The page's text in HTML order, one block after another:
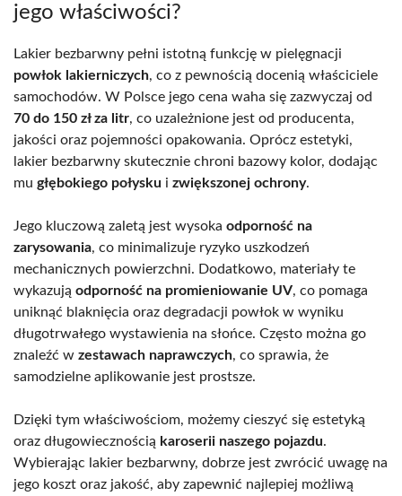
jego właściwości?
Lakier bezbarwny pełni istotną funkcję w pielęgnacji
powłok lakierniczych, co z pewnością docenią właściciele
samochodów. W Polsce jego cena waha się zazwyczaj od
70 do 150 zł za litr, co uzależnione jest od producenta,
jakości oraz pojemności opakowania. Oprócz estetyki,
lakier bezbarwny skutecznie chroni bazowy kolor, dodając
mu głębokiego połysku i zwiększonej ochrony.
Jego kluczową zaletą jest wysoka odporność na
zarysowania, co minimalizuje ryzyko uszkodzeń
mechanicznych powierzchni. Dodatkowo, materiały te
wykazują odporność na promieniowanie UV, co pomaga
uniknąć blaknięcia oraz degradacji powłok w wyniku
długotrwałego wystawienia na słońce. Często można go
znaleźć w zestawach naprawczych, co sprawia, że
samodzielne aplikowanie jest prostsze.
Dzięki tym właściwościom, możemy cieszyć się estetyką
oraz długowiecznością karoserii naszego pojazdu.
Wybierając lakier bezbarwny, dobrze jest zwrócić uwagę na
jego koszt oraz jakość, aby zapewnić najlepiej możliwą